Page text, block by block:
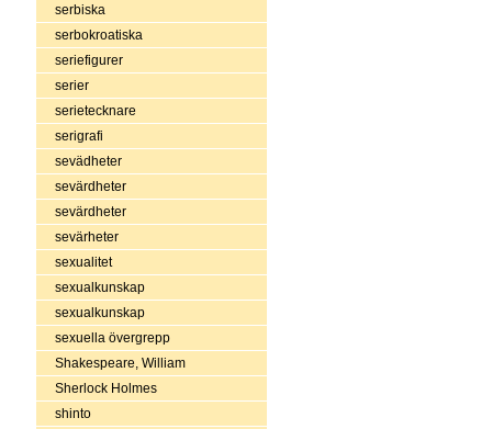
serbiska
serbokroatiska
seriefigurer
serier
serietecknare
serigrafi
sevädheter
sevärdheter
sevärdheter
sevärheter
sexualitet
sexualkunskap
sexualkunskap
sexuella övergrepp
Shakespeare, William
Sherlock Holmes
shinto